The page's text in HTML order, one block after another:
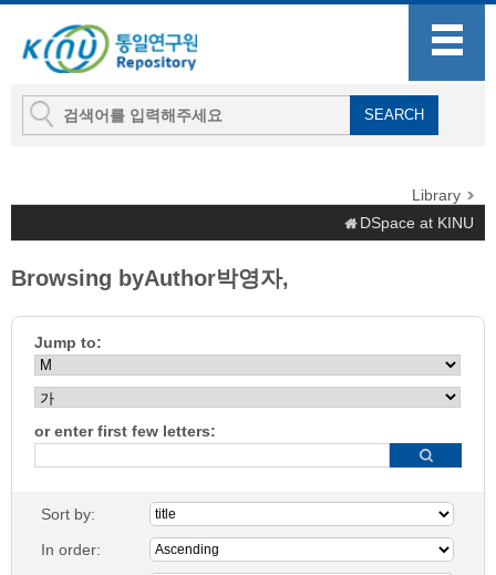
Library
DSpace at KINU
Browsing byAuthor박영자,
Jump to:
or enter first few letters:
Sort by:
In order: